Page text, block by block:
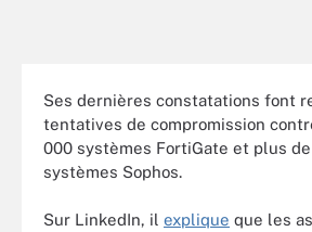
Ses dernières constatations font
tentatives de compromission
000 systèmes FortiGate et plus
systèmes Sophos.
Sur LinkedIn, il explique que les